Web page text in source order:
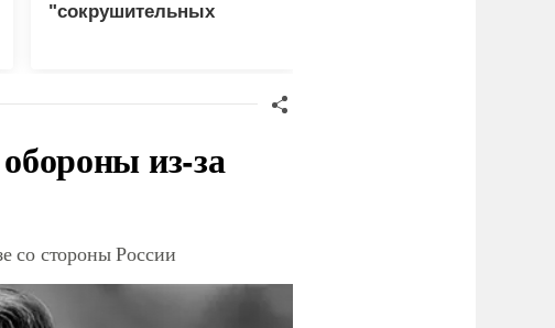
"сокрушительных
из-за
со стороны России